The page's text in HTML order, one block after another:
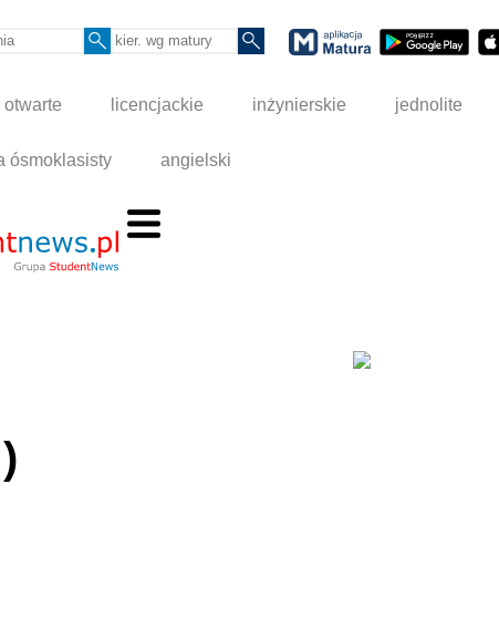
otwarte licencjackie inżynierskie jednolite
ósmoklasisty angielski